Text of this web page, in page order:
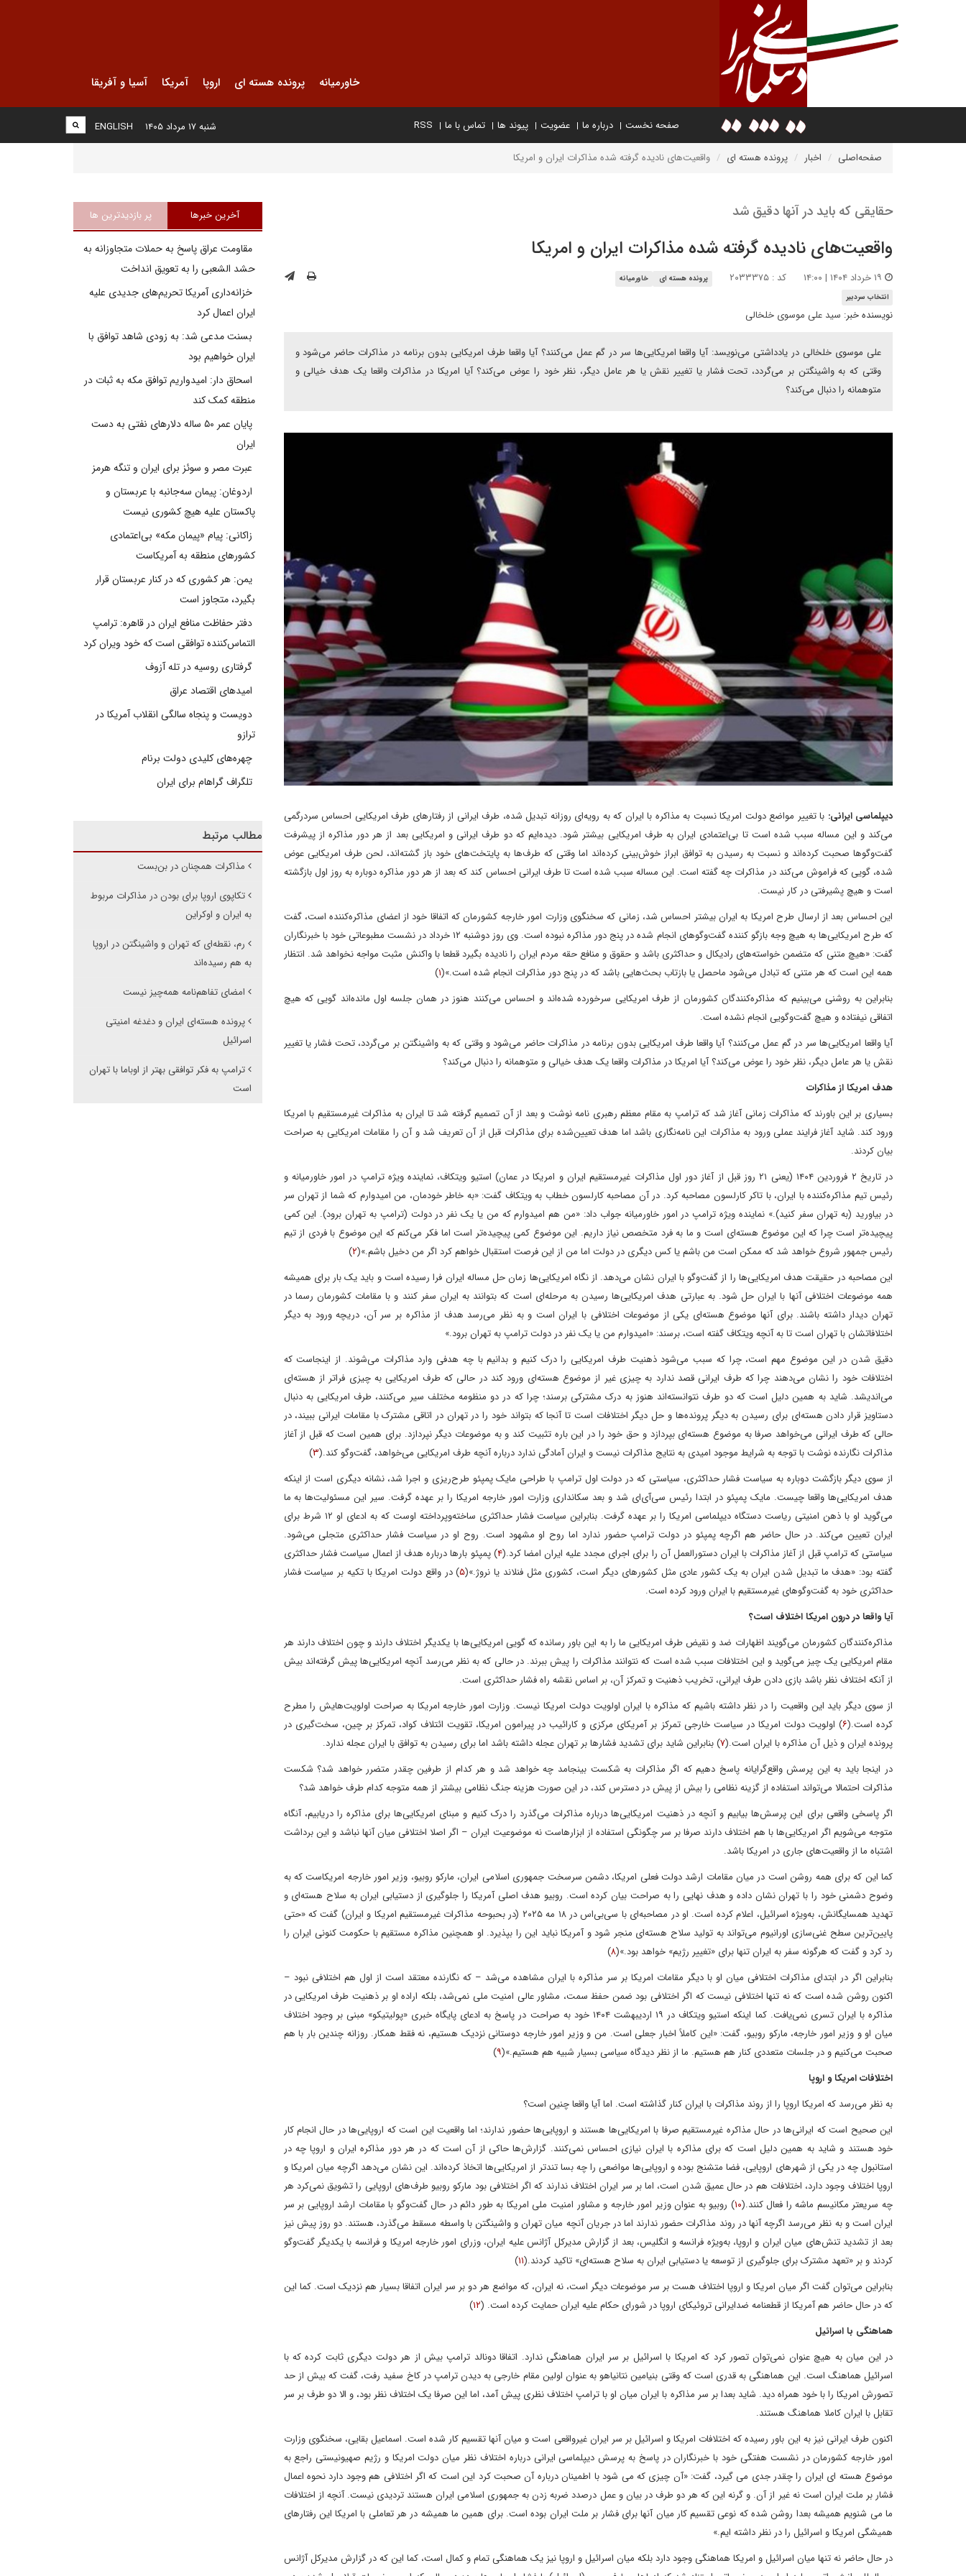
خاورمیانه پرونده هسته ای اروپا آمریکا آسیا و آفریقا
صفحه نخست درباره ما عضویت پیوند ها تماس با ما RSS
ENGLISH شنبه ۱۷ مرداد ۱۴۰۵
صفحه‌اصلی اخبار پرونده هسته ای واقعیت‌های نادیده گرفته شده مذاکرات ایران و امریکا
حقایقی که باید در آنها دقیق شد
واقعیت‌های نادیده گرفته شده مذاکرات ایران و امریکا
کد : ۲۰۳۳۳۷۵ پرونده هسته ای
خاورمیانه
انتخاب سردبیر
نویسنده خبر: سید علی موسوی خلخالی
علی موسوی خلخالی در یادداشتی می‌نویسد: آیا واقعا امریکایی‌ها سر در گم عمل می‌کنند؟ آیا واقعا طرف امریکایی بدون برنامه در مذاکرات حاضر می‌شود و
وقتی که به واشینگتن بر می‌گردد، تحت فشار یا تغییر نقش یا هر عامل دیگر، نظر خود را عوض می‌کند؟ آیا امریکا در مذاکرات واقعا یک هدف خیالی و
متوهمانه را دنبال می‌کند؟
دیپلماسی ایرانی: با تغییر مواضع دولت امریکا نسبت به مذاکره با ایران که به رویه‌ای روزانه تبدیل شده، طرف ایرانی از رفتارهای طرف امریکایی احساس سردرگمی
می‌کند و این مساله سبب شده است تا بی‌اعتمادی ایران به طرف امریکایی بیشتر شود. دیده‌ایم که دو طرف ایرانی و امریکایی بعد از هر دور مذاکره از پیشرفت
گفت‌وگوها صحبت کرده‌اند و نسبت به رسیدن به توافق ابراز خوش‌بینی کرده‌اند اما وقتی که طرف‌ها به پایتخت‌های خود باز گشته‌اند، لحن طرف امریکایی عوض
شده، گویی که فراموش می‌کند در مذاکرات چه گفته است. این مساله سبب شده است تا طرف ایرانی احساس کند که بعد از هر دور مذاکره دوباره به روز اول بازگشته
است و هیچ پشیرفتی در کار نیست.
این احساس بعد از ارسال طرح امریکا به ایران بیشتر احساس شد، زمانی که سخنگوی وزارت امور خارجه کشورمان که اتفاقا خود از اعضای مذاکره‌کننده است، گفت
که طرح امریکایی‌ها به هیچ وجه بازگو کننده گفت‌وگوهای انجام شده در پنج دور مذاکره نبوده است. وی روز دوشنبه ۱۲ خرداد در نشست مطبوعاتی خود با خبرنگاران
گفت: «هیچ متنی که متضمن خواسته‌های رادیکال و حداکثری باشد و حقوق و منافع حقه مردم ایران را نادیده بگیرد قطعا با واکنش مثبت مواجه نخواهد شد. انتظار
همه این است که هر متنی که تبادل می‌شود ماحصل یا بازتاب بحث‌هایی باشد که در پنج دور مذاکرات انجام شده است.»(۱)
بنابراین به روشنی می‌بینیم که مذاکره‌کنندگان کشورمان از طرف امریکایی سرخورده شده‌اند و احساس می‌کنند هنوز در همان جلسه اول مانده‌اند گویی که هیچ
اتفاقی نیفتاده و هیچ گفت‌وگویی انجام نشده است.
آیا واقعا امریکایی‌ها سر در گم عمل می‌کنند؟ آیا واقعا طرف امریکایی بدون برنامه در مذاکرات حاضر می‌شود و وقتی که به واشینگتن بر می‌گردد، تحت فشار یا تغییر
نقش یا هر عامل دیگر، نظر خود را عوض می‌کند؟ آیا امریکا در مذاکرات واقعا یک هدف خیالی و متوهمانه را دنبال می‌کند؟
هدف امریکا از مذاکرات
بسیاری بر این باورند که مذاکرات زمانی آغاز شد که ترامپ به مقام معظم رهبری نامه نوشت و بعد از آن تصمیم گرفته شد تا ایران به مذاکرات غیرمستقیم با امریکا
ورود کند. شاید آغاز فرایند عملی ورود به مذاکرات این نامه‌نگاری باشد اما هدف تعیین‌شده برای مذاکرات قبل از آن تعریف شد و آن را مقامات امریکایی به صراحت
بیان کردند.
در تاریخ ۲ فروردین ۱۴۰۴ (یعنی ۲۱ روز قبل از آغاز دور اول مذاکرات غیرمستقیم ایران و امریکا در عمان) استیو ویتکاف، نماینده ویژه ترامپ در امور خاورمیانه و
رئیس تیم مذاکره‌کننده با ایران، با تاکر کارلسون مصاحبه کرد. در آن مصاحبه کارلسون خطاب به ویتکاف گفت: «به خاطر خودمان، من امیدوارم که شما از تهران سر
در بیاورید (به تهران سفر کنید).» نماینده ویژه ترامپ در امور خاورمیانه جواب داد: «من هم امیدوارم که من یا یک نفر در دولت (ترامپ به تهران برود). این کمی
پیچیده‌تر است چرا که این موضوع هسته‌ای است و ما به فرد متخصص نیاز داریم. این موضوع کمی پیچیده‌تر است اما فکر می‌کنم که این موضوع با فردی از تیم
رئیس جمهور شروع خواهد شد که ممکن است من باشم یا کس دیگری در دولت اما من از این فرصت استقبال خواهم کرد اگر من دخیل باشم.»(۲)
این مصاحبه در حقیقت هدف امریکایی‌ها را از گفت‌وگو با ایران نشان می‌دهد. از نگاه امریکایی‌ها زمان حل مساله ایران فرا رسیده است و باید یک بار برای همیشه
همه موضوعات اختلافی آنها با ایران حل شود. به عبارتی هدف امریکایی‌ها رسیدن به مرحله‌ای است که بتوانند به ایران سفر کنند و با مقامات کشورمان رسما در
تهران دیدار داشته باشند. برای آنها موضوع هسته‌ای یکی از موضوعات اختلافی با ایران است و به نظر می‌رسد هدف از مذاکره بر سر آن، دریچه ورود به دیگر
اختلافاتشان با تهران است تا به آنچه ویتکاف گفته است، برسند: «امیدوارم من یا یک نفر در دولت ترامپ به تهران برود.»
دقیق شدن در این موضوع مهم است، چرا که سبب می‌شود ذهنیت طرف امریکایی را درک کنیم و بدانیم با چه هدفی وارد مذاکرات می‌شوند. از اینجاست که
اختلافات خود را نشان می‌دهند چرا که طرف ایرانی قصد ندارد به چیزی غیر از موضوع هسته‌ای ورود کند در حالی که طرف امریکایی به چیزی فراتر از هسته‌ای
می‌اندیشد. شاید به همین دلیل است که دو طرف نتوانسته‌اند هنوز به درک مشترکی برسند؛ چرا که در دو منظومه مختلف سیر می‌کنند، طرف امریکایی به دنبال
دستاویز قرار دادن هسته‌ای برای رسیدن به دیگر پرونده‌ها و حل دیگر اختلافات است تا آنجا که بتواند خود را در تهران در اتاقی مشترک با مقامات ایرانی ببیند، در
حالی که طرف ایرانی می‌خواهد صرفا به موضوع هسته‌ای بپردازد و حق خود را در این باره تثبیت کند و به موضوعات دیگر نپردازد. برای همین است که قبل از آغاز
مذاکرات نگارنده نوشت با توجه به شرایط موجود امیدی به نتایج مذاکرات نیست و ایران آمادگی ندارد درباره آنچه طرف امریکایی می‌خواهد، گفت‌وگو کند.(۳)
از سوی دیگر بازگشت دوباره به سیاست فشار حداکثری، سیاستی که در دولت اول ترامپ با طراحی مایک پمپئو طرح‌ریزی و اجرا شد، نشانه دیگری است از اینکه
هدف امریکایی‌ها واقعا چیست. مایک پمپئو در ابتدا رئیس سی‌آی‌ای شد و بعد سکانداری وزارت امور خارجه امریکا را بر عهده گرفت. سیر این مسئولیت‌ها به ما
می‌گوید او با ذهن امنیتی ریاست دستگاه دیپلماسی امریکا را بر عهده گرفت. بنابراین سیاست فشار حداکثری ساخته‌وپرداخته اوست که به ادعای او ۱۲ شرط برای
ایران تعیین می‌کند. در حال حاضر هم اگرچه پمپئو در دولت ترامپ حضور ندارد اما روح او مشهود است. روح او در سیاست فشار حداکثری متجلی می‌شود.
سیاستی که ترامپ قبل از آغاز مذاکرات با ایران دستورالعمل آن را برای اجرای مجدد علیه ایران امضا کرد.(۴) پمپئو بارها درباره هدف از اعمال سیاست فشار حداکثری
گفته بود: «هدف ما تبدیل شدن ایران به یک کشور عادی مثل کشورهای دیگر است، کشوری مثل فنلاند یا نروژ.»(۵) در واقع دولت امریکا با تکیه بر سیاست فشار
حداکثری خود به گفت‌وگوهای غیرمستقیم با ایران ورود کرده است.
آیا واقعا در درون امریکا اختلاف است؟
مذاکره‌کنندگان کشورمان می‌گویند اظهارات ضد و نقیض طرف امریکایی ما را به این باور رسانده که گویی امریکایی‌ها با یکدیگر اختلاف دارند و چون اختلاف دارند هر
مقام امریکایی یک چیز می‌گوید و این اختلافات سبب شده است که نتوانند مذاکرات را پیش ببرند. در حالی که به نظر می‌رسد آنچه امریکایی‌ها پیش گرفته‌اند بیش
از آنکه اختلاف نظر باشد بازی دادن طرف ایرانی، تخریب ذهنیت و تمرکز آن، بر اساس نقشه راه فشار حداکثری است.
از سوی دیگر باید این واقعیت را در نظر داشته باشیم که مذاکره با ایران اولویت دولت امریکا نیست. وزارت امور خارجه امریکا به صراحت اولویت‌هایش را مطرح
کرده است.(۶) اولویت دولت امریکا در سیاست خارجی تمرکز بر آمریکای مرکزی و کارائیب در پیرامون امریکا، تقویت ائتلاف کواد، تمرکز بر چین، سخت‌گیری در
پرونده ایران و ذیل آن مذاکره با ایران است.(۷) بنابراین شاید برای تشدید فشارها بر تهران عجله داشته باشد اما برای رسیدن به توافق با ایران عجله ندارد.
در اینجا باید به این پرسش واقع‌گرایانه پاسخ دهیم که اگر مذاکرات به شکست بینجامد چه خواهد شد و هر کدام از طرفین چقدر متضرر خواهد شد؟ شکست
مذاکرات احتمالا می‌تواند استفاده از گزینه نظامی را بیش از پیش در دسترس کند، در این صورت هزینه جنگ نظامی بیشتر از همه متوجه کدام طرف خواهد شد؟
اگر پاسخی واقعی برای این پرسش‌ها بیابیم و آنچه در ذهنیت امریکایی‌ها درباره مذاکرات می‌گذرد را درک کنیم و مبنای امریکایی‌ها برای مذاکره را دریابیم، آنگاه
متوجه می‌شویم اگر امریکایی‌ها با هم اختلاف دارند صرفا بر سر چگونگی استفاده از ابزارهاست نه موضوعیت ایران – اگر اصلا اختلافی میان آنها نباشد و این برداشت
اشتباه ما از واقعیت‌های جاری در امریکا باشد.
کما این که برای همه روشن است در میان مقامات ارشد دولت فعلی امریکا، دشمن سرسخت جمهوری اسلامی ایران، مارکو روبیو، وزیر امور خارجه امریکاست که به
وضوح دشمنی خود را با تهران نشان داده و هدف نهایی را به صراحت بیان کرده است. روبیو هدف اصلی آمریکا را جلوگیری از دستیابی ایران به سلاح هسته‌ای و
تهدید همسایگانش، به‌ویژه اسرائیل، اعلام کرده است. او در مصاحبه‌ای با سی‌بی‌اس در ۱۸ مه ۲۰۲۵ (در بحبوحه مذاکرات غیرمستقیم امریکا و ایران) گفت که «حتی
پایین‌ترین سطح غنی‌سازی اورانیوم می‌تواند به تولید سلاح هسته‌ای منجر شود و آمریکا نباید این را بپذیرد. او همچنین مذاکره مستقیم با حکومت کنونی ایران را
رد کرد و گفت که هرگونه سفر به ایران تنها برای «تغییر رژیم» خواهد بود.»(۸)
بنابراین اگر در ابتدای مذاکرات اختلافی میان او با دیگر مقامات امریکا بر سر مذاکره با ایران مشاهده می‌شد – که نگارنده معتقد است از اول هم اختلافی نبود –
اکنون روشن شده است که نه تنها اختلافی نیست که اگر اختلافی بود ضمن حفظ سمت، مشاور عالی امنیت ملی نمی‌شد، بلکه اراده او بر ذهنیت طرف امریکایی در
مذاکره با ایران تسری نمی‌یافت. کما اینکه استیو ویتکاف در ۱۹ اردیبهشت ۱۴۰۴ خود به صراحت در پاسخ به ادعای پایگاه خبری «پولیتیکو» مبنی بر وجود اختلاف
میان او و وزیر امور خارجه، مارکو روبیو، گفت: «این کاملاً اخبار جعلی است. من و وزیر امور خارجه دوستانی نزدیک هستیم، نه فقط همکار. روزانه چندین بار با هم
صحبت می‌کنیم و در جلسات متعددی کنار هم هستیم. ما از نظر دیدگاه سیاسی بسیار شبیه هم هستیم.»(۹)
اختلافات امریکا و اروپا
به نظر می‌رسد که امریکا اروپا را از روند مذاکرات با ایران کنار گذاشته است. اما آیا واقعا چنین است؟
این صحیح است که ایرانی‌ها در حال مذاکره غیرمستقیم صرفا با امریکایی‌ها هستند و اروپایی‌ها حضور ندارند؛ اما واقعیت این است که اروپایی‌ها در حال انجام کار
خود هستند و شاید به همین دلیل است که برای مذاکره با ایران نیازی احساس نمی‌کنند. گزارش‌ها حاکی از آن است که در هر دور مذاکره ایران و اروپا چه در
استانبول چه در یکی از شهرهای اروپایی، فضا متشنج بوده و اروپایی‌ها مواضعی را چه بسا تندتر از امریکایی‌ها اتخاذ کرده‌اند. این نشان می‌دهد اگرچه میان امریکا و
اروپا اختلاف وجود دارد، اختلافات هم در حال عمیق شدن است، اما بر سر ایران اختلاف ندارند که اگر اختلافی بود مارکو روبیو طرف‌های اروپایی را تشویق نمی‌کرد هر
چه سریعتر مکانیسم ماشه را فعال کنند.(۱۰) روبیو به عنوان وزیر امور خارجه و مشاور امنیت ملی امریکا به طور دائم در حال گفت‌وگو با مقامات ارشد اروپایی بر سر
ایران است و به نظر می‌رسد اگرچه آنها در روند مذاکرات حضور ندارند اما در جریان آنچه میان تهران و واشینگتن با واسطه مسقط می‌گذرد، هستند. دو روز پیش نیز
بعد از تشدید تنش‌های میان ایران و اروپا، به‌ویژه فرانسه و انگلیس، بعد از گزارش مدیرکل آژانس علیه ایران، وزرای امور خارجه امریکا و فرانسه با یکدیگر گفت‌وگو
کردند و بر «تعهد مشترک برای جلوگیری از توسعه یا دستیابی ایران به سلاح هسته‌ای» تاکید کردند.(۱۱)
بنابراین می‌توان گفت اگر میان امریکا و اروپا اختلاف هست بر سر موضوعات دیگر است، نه ایران، که مواضع هر دو بر سر ایران اتفاقا بسیار هم نزدیک است. کما این
که در حال حاضر هم آمریکا از قطعنامه ضدایرانی تروئیکای اروپا در شورای حکام علیه ایران حمایت کرده است. (۱۲)
هماهنگی با اسرائیل
در این میان به هیچ عنوان نمی‌توان تصور کرد که امریکا با اسرائیل بر سر ایران هماهنگی ندارد. اتفاقا دونالد ترامپ بیش از هر دولت دیگری ثابت کرده که با
اسرائیل هماهنگ است. این هماهنگی به قدری است که وقتی بنیامین نتانیاهو به عنوان اولین مقام خارجی به دیدن ترامپ در کاخ سفید رفت، گفت که بیش از حد
تصورش امریکا را با خود همراه دید. شاید بعدا بر سر مذاکره با ایران میان او با ترامپ اختلاف نظری پیش آمد، اما این صرفا یک اختلاف نظر بود، و الا دو طرف بر سر
تقابل با ایران کاملا هماهنگ هستند.
اکنون طرف ایرانی نیز به این باور رسیده که اختلافات امریکا و اسرائیل بر سر ایران غیرواقعی است و میان آنها تقسیم کار شده است. اسماعیل بقایی، سخنگوی وزارت
امور خارجه کشورمان در نشست هفتگی خود با خبرنگاران در پاسخ به پرسش دیپلماسی ایرانی درباره اختلاف نظر میان دولت امریکا و رژیم صهیونیستی راجع به
موضوع هسته ای ایران را چقدر جدی می گیرد، گفت: «آن چیزی که می شود با اطمینان درباره آن صحبت کرد این است که اگر اختلافی هم وجود دارد نحوه اعمال
فشار بر ملت ایران است نه غیر از آن. و گرنه این که هر دو طرف در بیان و عمل درصدد ضربه زدن به جمهوری اسلامی ایران هستند تردیدی نیست. آنچه از اختلافات
ما می شنویم همیشه بعدا روشن شده که نوعی تقسیم کار میان آنها برای فشار بر ملت ایران بوده است. برای همین ما همیشه در هر تعاملی با امریکا این رفتارهای
همیشگی امریکا و اسرائیل را در نظر داشته ایم.»
در حال حاضر نه تنها میان اسرائیل و امریکا هماهنگی وجود دارد بلکه میان اسرائیل و اروپا نیز یک هماهنگی تمام و کمال است، کما این که در گزارش مدیرکل آژانس
آخرین خبرها پر بازدیدترین ها
مقاومت عراق پاسخ به حملات متجاوزانه به
حشد الشعبی را به تعویق انداخت
خزانه‌داری آمریکا تحریم‌های جدیدی علیه
ایران اعمال کرد
بسنت مدعی شد: به زودی شاهد توافق با
ایران خواهیم بود
اسحاق دار: امیدواریم توافق مکه به ثبات در
منطقه کمک کند
پایان عمر ۵۰ ساله دلارهای نفتی به دست
ایران
عبرت مصر و سوئز برای ایران و تنگه هرمز
اردوغان: پیمان سه‌جانبه با عربستان و
پاکستان علیه هیچ کشوری نیست
زاکانی: پیام «پیمان مکه» بی‌اعتمادی
کشورهای منطقه به آمریکاست
یمن: هر کشوری که در کنار عربستان قرار
بگیرد، متجاوز است
دفتر حفاظت منافع ایران در قاهره: ترامپ
التماس‌کننده توافقی است که خود ویران کرد
گرفتاری روسیه در تله آزوف
امیدهای اقتصاد عراق
دویست و پنجاه سالگی انقلاب آمریکا در
ترازو
چهره‌های کلیدی دولت برنام
تلگراف گراهام برای ایران
مطالب مرتبط
مذاکرات همچنان در بن‌بست
تکاپوی اروپا برای بودن در مذاکرات مربوط
به ایران و اوکراین
رم، نقطه‌ای که تهران و واشینگتن در اروپا
به هم رسیده‌اند
امضای تفاهم‌نامه همه‌چیز نیست
پرونده هسته‌ای ایران و دغدغه امنیتی
اسرائیل
ترامپ به فکر توافقی بهتر از اوباما با تهران
است